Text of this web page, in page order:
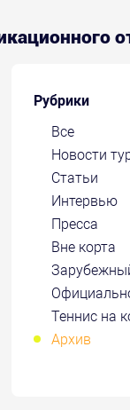
Рубрики
Все
Новости
Статьи
Интервью
Пресса
Вне корта
Теннис на
Архив